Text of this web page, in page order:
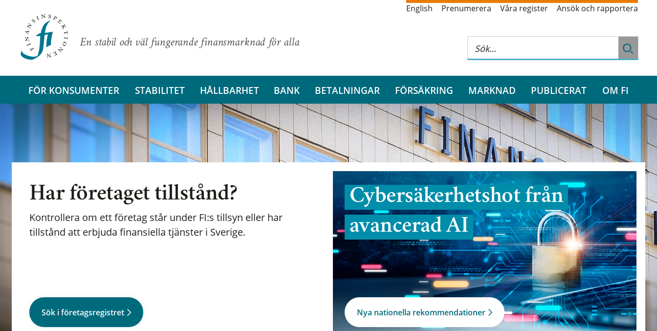
En stabil och väl fungerande finansmarknad för alla
English Prenumerera Våra register Ansök och rapportera
FÖR KONSUMENTER STABILITET HÅLLBARHET BANK BETALNINGAR FÖRSÄKRING MARKNAD PUBLICERAT OM FI
Har företaget tillstånd?
Kontrollera om ett företag står under FI:s tillsyn eller har
tillstånd att erbjuda finansiella tjänster i Sverige.
Sök i företagsregistret
Cybersäkerhetshot från
avancerad AI
Nya nationella rekommendationer